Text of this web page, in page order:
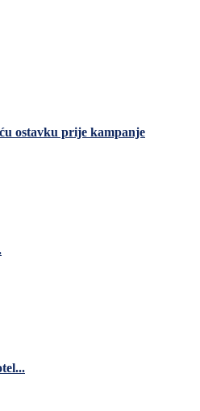
ostavku prije kampanje